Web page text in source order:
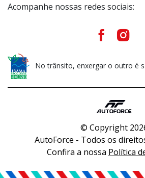
Acompanhe nossas redes sociais:
No trânsito, enxergar o outro é
© Copyright
AutoForce - Todos os
Confira a nossa Política